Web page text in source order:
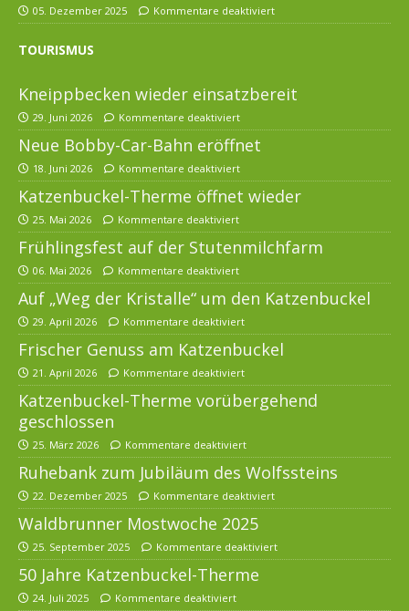
05. Dezember 2025 Kommentare deaktiviert
TOURISMUS
Kneippbecken wieder einsatzbereit
29. Juni 2026 Kommentare deaktiviert
Neue Bobby-Car-Bahn eröffnet
18. Juni 2026 Kommentare deaktiviert
Katzenbuckel-Therme öffnet wieder
25. Mai 2026 Kommentare deaktiviert
Frühlingsfest auf der Stutenmilchfarm
06. Mai 2026 Kommentare deaktiviert
Auf „Weg der Kristalle“ um den Katzenbuckel
29. April 2026 Kommentare deaktiviert
Frischer Genuss am Katzenbuckel
21. April 2026 Kommentare deaktiviert
Katzenbuckel-Therme vorübergehend
geschlossen
25. März 2026 Kommentare deaktiviert
Ruhebank zum Jubiläum des Wolfssteins
22. Dezember 2025 Kommentare deaktiviert
Waldbrunner Mostwoche 2025
25. September 2025 Kommentare deaktiviert
50 Jahre Katzenbuckel-Therme
24. Juli 2025 Kommentare deaktiviert